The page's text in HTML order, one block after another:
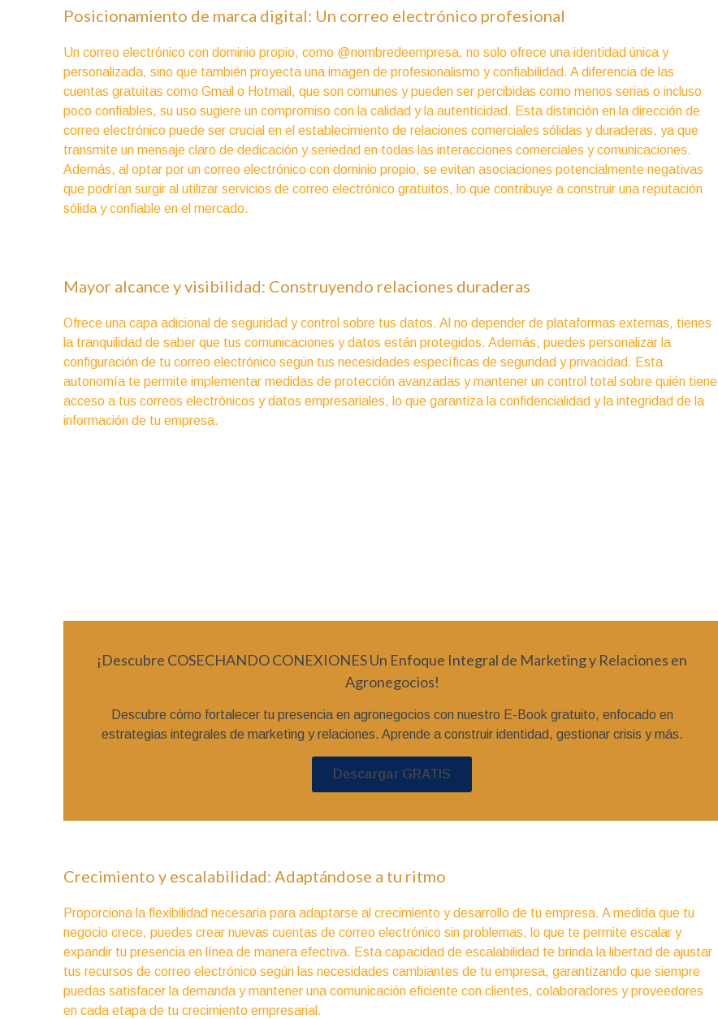
Posicionamiento de marca digital: Un correo electrónico profesional
Un correo electrónico con dominio propio, como @nombredeempresa, no solo ofrece una identidad única y
personalizada, sino que también proyecta una imagen de profesionalismo y confiabilidad. A diferencia de las
cuentas gratuitas como Gmail o Hotmail, que son comunes y pueden ser percibidas como menos serias o incluso
poco confiables, su uso sugiere un compromiso con la calidad y la autenticidad. Esta distinción en la dirección de
correo electrónico puede ser crucial en el establecimiento de relaciones comerciales sólidas y duraderas, ya que
transmite un mensaje claro de dedicación y seriedad en todas las interacciones comerciales y comunicaciones.
Además, al optar por un correo electrónico con dominio propio, se evitan asociaciones potencialmente negativas
que podrían surgir al utilizar servicios de correo electrónico gratuitos, lo que contribuye a construir una reputación
sólida y confiable en el mercado.
Mayor alcance y visibilidad: Construyendo relaciones duraderas
Ofrece una capa adicional de seguridad y control sobre tus datos. Al no depender de plataformas externas, tienes
la tranquilidad de saber que tus comunicaciones y datos están protegidos. Además, puedes personalizar la
configuración de tu correo electrónico según tus necesidades específicas de seguridad y privacidad. Esta
autonomía te permite implementar medidas de protección avanzadas y mantener un control total sobre quién tiene
acceso a tus correos electrónicos y datos empresariales, lo que garantiza la confidencialidad y la integridad de la
información de tu empresa.
¡Descubre COSECHANDO CONEXIONES Un Enfoque Integral de Marketing y Relaciones en
Agronegocios!
Descubre cómo fortalecer tu presencia en agronegocios con nuestro E-Book gratuito, enfocado en
estrategias integrales de marketing y relaciones. Aprende a construir identidad, gestionar crisis y más.
Descargar GRATIS
Crecimiento y escalabilidad: Adaptándose a tu ritmo
Proporciona la flexibilidad necesaria para adaptarse al crecimiento y desarrollo de tu empresa. A medida que tu
negocio crece, puedes crear nuevas cuentas de correo electrónico sin problemas, lo que te permite escalar y
expandir tu presencia en línea de manera efectiva. Esta capacidad de escalabilidad te brinda la libertad de ajustar
tus recursos de correo electrónico según las necesidades cambiantes de tu empresa, garantizando que siempre
puedas satisfacer la demanda y mantener una comunicación eficiente con clientes, colaboradores y proveedores
en cada etapa de tu crecimiento empresarial.